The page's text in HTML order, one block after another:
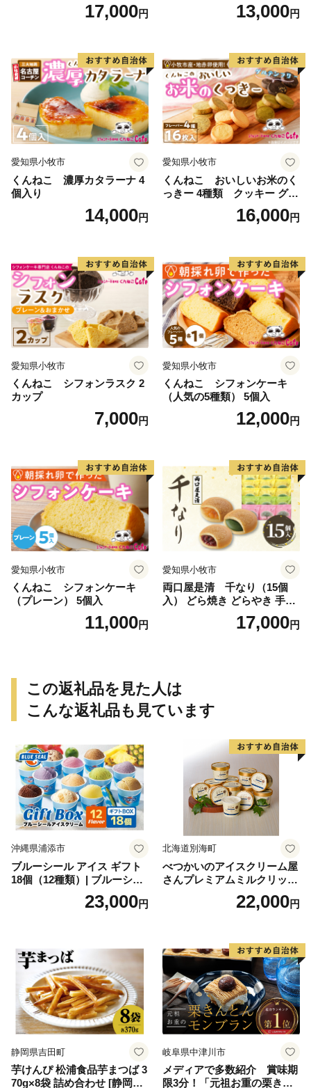
17,000円 13,000円
愛知県小牧市
くんねこ 濃厚カタラーナ 4
個入り
14,000円
愛知県小牧市
くんねこ おいしいお米のく
っきー 4種類 クッキー グル
16,000円
愛知県小牧市
くんねこ シフォンラスク 2
カップ
7,000円
愛知県小牧市
くんねこ シフォンケーキ
（人気の5種類） 5個入
12,000円
愛知県小牧市
くんねこ シフォンケーキ
（プレーン） 5個入
11,000円
愛知県小牧市
両口屋是清 千なり（15個
入） どら焼き どらやき 手土
産 お土産 土産 丹波大納言小
豆 抹茶 林檎 りんご 慶事 お
17,000円
この返礼品を見た人は
こんな返礼品も見ています
沖縄県浦添市
ブルーシール アイス ギフト
18個（12種類）| ブルーシー
ルアイス ブルーシールアイ
スクリーム 着日指定可能 送
誕生日 カップ 詰め合わせ バ
ラエティ | バニラ チョコレー
ト ストロベリー ピスタチオ
バニラ＆クッキー ウベ 沖縄
紅イモ 塩ちんすこう 沖縄シ
ークヮーサー 沖縄黒糖 琉球
ロイヤルミルクティ 沖縄パ
イン
23,000円
北海道別海町
べつかいのアイスクリーム屋
さんプレミアムミルクリッチ
12個（AP-01）（ 北海道アイ
ス 北海道産アイス アイス ア
道産アイス 道産アイスクリ
ーム ギフト 詰合せ 詰め合わ
せ ふるさと納税 ）
22,000円
静岡県吉田町
芋けんぴ 松浦食品芋まつば 3
70g×8袋 詰め合わせ [静岡伊
岐阜県中津川市
メディアで多数紹介 賞味期
限3分！「元祖お重の栗きん